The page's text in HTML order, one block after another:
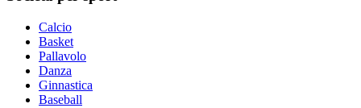
Calcio
Basket
Pallavolo
Danza
Ginnastica
Baseball